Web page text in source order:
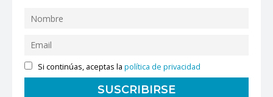
Si continúas, aceptas lapolítica de privacidad